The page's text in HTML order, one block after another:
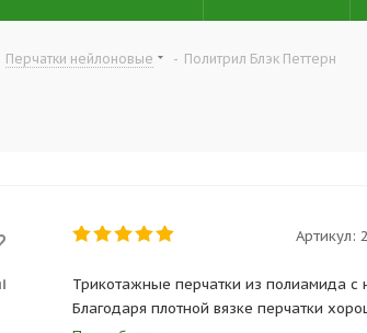
Перчатки нейлоновые - Политрил Блэк Петтерн
Артикул:
Трикотажные перчатки из полиамида с
Благодаря плотной вязке перчатки